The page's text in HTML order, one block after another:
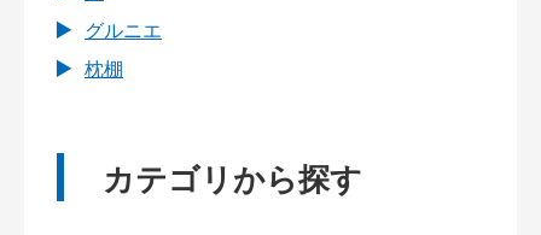
グルニエ
枕棚
カテゴリから探す